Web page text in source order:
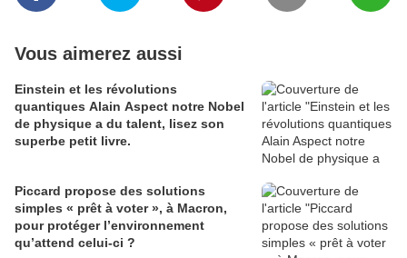
Vous aimerez aussi
Einstein et les révolutions
quantiques Alain Aspect notre Nobel
de physique a du talent, lisez son
superbe petit livre.
Piccard propose des solutions
simples « prêt à voter », à Macron,
pour protéger l’environnement
qu’attend celui-ci ?